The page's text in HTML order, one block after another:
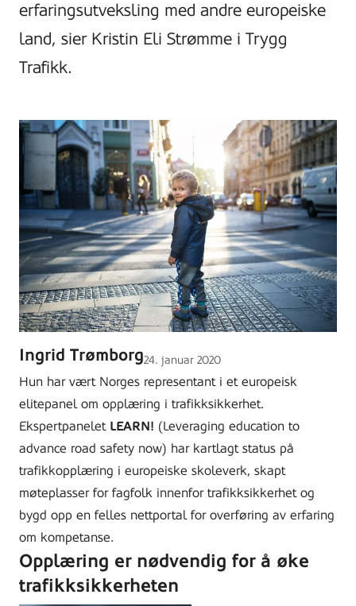
erfaringsutveksling med andre europeiske
land, sier Kristin Eli Strømme i Trygg
Trafikk.
Ingrid TrømborgLagt
24. januar 2020
Hun har vært Norges representant i et europeisk
elitepanel om opplæring i trafikksikkerhet.
Ekspertpanelet LEARN! (Leveraging education to
advance road safety now) har kartlagt status på
trafikkopplæring i europeiske skoleverk, skapt
møteplasser for fagfolk innenfor trafikksikkerhet og
bygd opp en felles nettportal for overføring av erfaring
om kompetanse.
Opplæring er nødvendig for å øke
trafikksikkerheten